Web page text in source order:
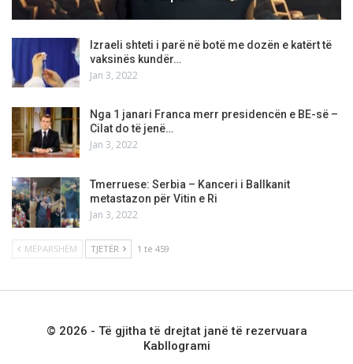
Izraeli shteti i parë në botë me dozën e katërt të
vaksinës kundër…
Jan 3, 2022
Nga 1 janari Franca merr presidencën e BE-së –
Cilat do të jenë…
Jan 3, 2022
Tmerruese: Serbia – Kanceri i Ballkanit
metastazon për Vitin e Ri
Jan 3, 2022
MËPARSHËM TJETËR 1 të 459
© 2026 - Të gjitha të drejtat janë të rezervuara
Kabllogrami